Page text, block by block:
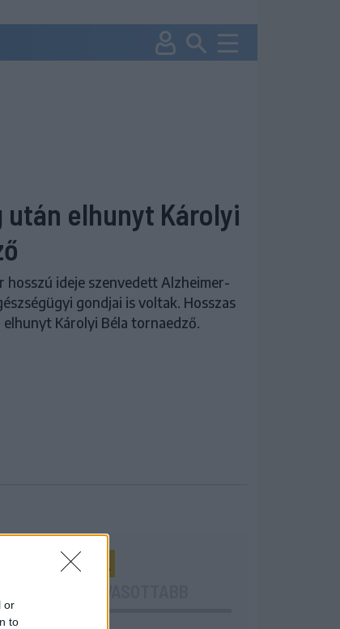
or
to
után elhunyt Károlyi
hosszú ideje szenvedett Alzheimer-
gondjai is voltak. Hosszas
Károlyi Béla tornaedző.
24 ÓRA